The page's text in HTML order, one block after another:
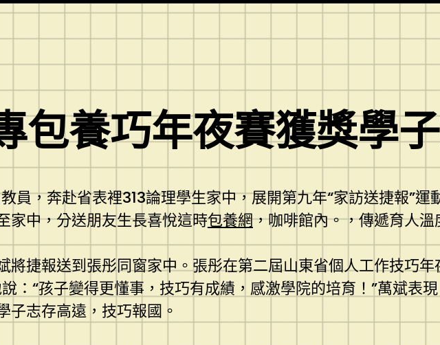
包養巧年夜賽獲獎學
員，奔赴省表裡313論理學生家中，展開第九年“家訪送捷報”
家中，分送朋友生長喜悅這時包養網，咖啡館內。，傳遞育人溫
將捷報送到張彤同窗家中。張彤在第二屆山東省個人工作技巧年
：“孩子變得更懂事，技巧有成績，感激學院的培育！”萬斌表
子志存高遠，技巧報國。